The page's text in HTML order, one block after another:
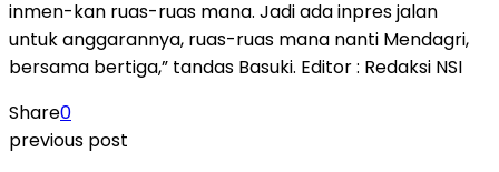
inmen-kan ruas-ruas mana. Jadi ada inpres jalan
untuk anggarannya, ruas-ruas mana nanti Mendagri,
bersama bertiga,” tandas Basuki. Editor : Redaksi NSI
Share0
previous post